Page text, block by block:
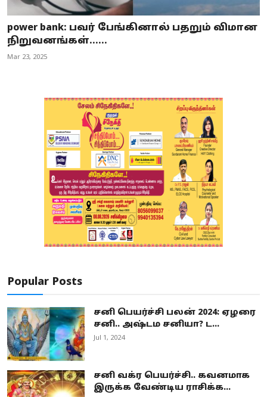
power bank: பவர் பேங்கினால் பதறும் விமான
நிறுவனங்கள்......
Mar 23, 2025
Popular Posts
சனி பெயர்ச்சி பலன் 2024: ஏழரை
சனி.. அஷ்டம சனியா? ட...
Jul 1, 2024
சனி வக்ர பெயர்ச்சி.. கவனமாக
இருக்க வேண்டிய ராசிக்க...